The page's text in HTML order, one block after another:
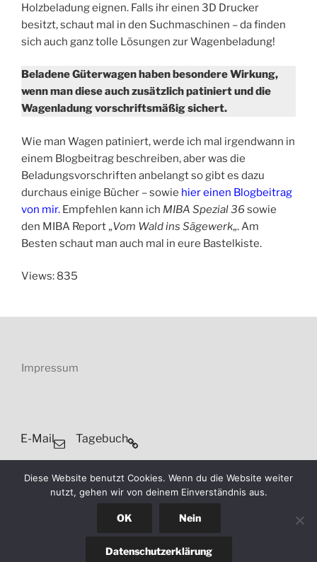
Holzbeladung eignen. Falls ihr einen 3D Drucker
besitzt, schaut mal in den Suchmaschinen – da finden
sich auch ganz tolle Lösungen zur Wagenbeladung!
Beladene Güterwagen haben besondere Wirkung,
wenn man diese auch zusätzlich patiniert und die
Wagenladung vorschriftsmäßig sichert.
Wie man Wagen patiniert, werde ich mal irgendwann in
einem Blogbeitrag beschreiben, aber was die
Beladungsvorschriften anbelangt so gibt es dazu
durchaus einige Bücher – sowie hier einen Blogbeitrag
von mir. Empfehlen kann ich MIBA Spezial 36 sowie
den MIBA Report „Vom Wald ins Sägewerk„. Am
Besten schaut man auch mal in eure Bastelkiste.
Views: 835
Impressum
E-Mail Tagebuch
Datenschutzerklärung
Diese Website benutzt Cookies. Wenn du die Website weiter
nutzt, gehen wir von deinem Einverständnis aus.
OK Nein
Datenschutzerklärung